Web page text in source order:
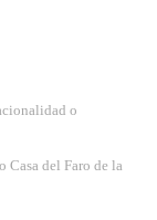
o
Casa del Faro de la